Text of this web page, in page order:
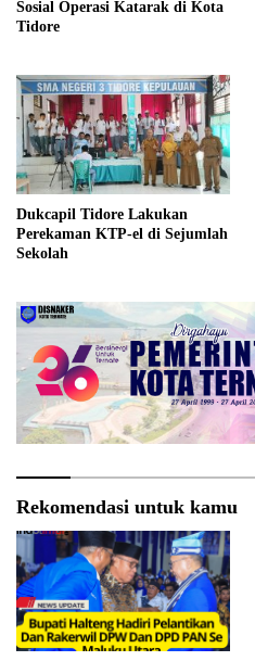
Sosial Operasi Katarak di Kota
Tidore
Dukcapil Tidore Lakukan
Perekaman KTP-el di Sejumlah
Sekolah
Rekomendasi untuk kamu